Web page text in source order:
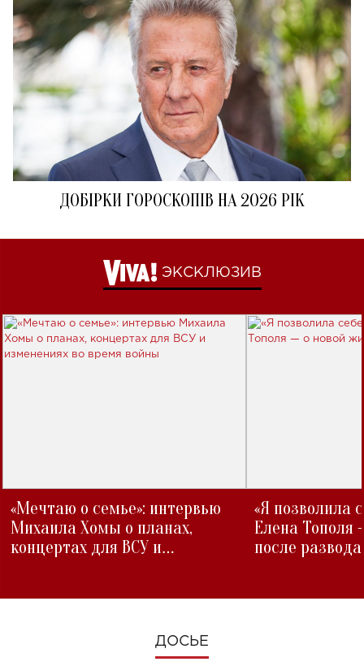
ДОБІРКИ ГОРОСКОПІВ НА 2026 РІК
ЭКСКЛЮЗИВ
«Мечтаю о семье»: интервью
Михаила Хомы о планах,
концертах для ВСУ и
«Я позволила
Елена Тополя
после развода
ДОСЬЕ